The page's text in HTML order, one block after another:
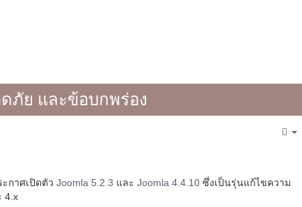
ดภัย และข้อบกพร่อง
กาศเปิดตัว Joomla 5.2.3 และ Joomla 4.4.10 ซึ่งเป็นรุ่นแก้ไขความ
4.x